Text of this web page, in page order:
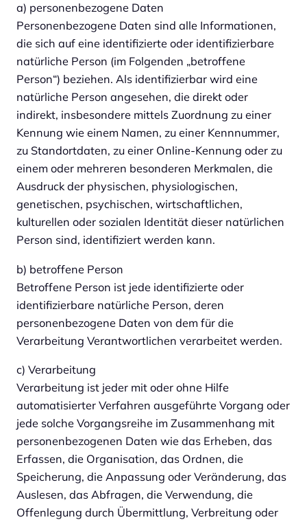
a) personenbezogene Daten
Personenbezogene Daten sind alle Informationen,
die sich auf eine identifizierte oder identifizierbare
natürliche Person (im Folgenden „betroffene
Person“) beziehen. Als identifizierbar wird eine
natürliche Person angesehen, die direkt oder
indirekt, insbesondere mittels Zuordnung zu einer
Kennung wie einem Namen, zu einer Kennnummer,
zu Standortdaten, zu einer Online-Kennung oder zu
einem oder mehreren besonderen Merkmalen, die
Ausdruck der physischen, physiologischen,
genetischen, psychischen, wirtschaftlichen,
kulturellen oder sozialen Identität dieser natürlichen
Person sind, identifiziert werden kann.
b) betroffene Person
Betroffene Person ist jede identifizierte oder
identifizierbare natürliche Person, deren
personenbezogene Daten von dem für die
Verarbeitung Verantwortlichen verarbeitet werden.
c) Verarbeitung
Verarbeitung ist jeder mit oder ohne Hilfe
automatisierter Verfahren ausgeführte Vorgang oder
jede solche Vorgangsreihe im Zusammenhang mit
personenbezogenen Daten wie das Erheben, das
Erfassen, die Organisation, das Ordnen, die
Speicherung, die Anpassung oder Veränderung, das
Auslesen, das Abfragen, die Verwendung, die
Offenlegung durch Übermittlung, Verbreitung oder